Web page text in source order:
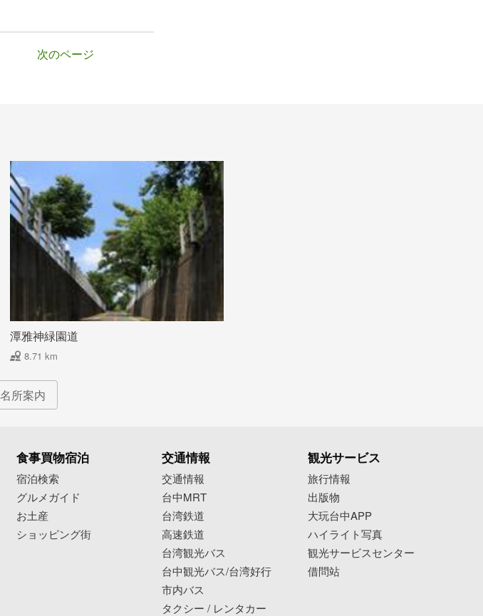
次のページ
潭雅神緑園道
8.71 km
所案内
食事買物宿泊
宿泊検索
グルメガイド
お土産
ショッピング街
交通情報
交通情報
台中MRT
台湾鉄道
高速鉄道
台湾観光バス
台中観光バス/台湾好行
市内バス
タクシー / レンタカー
観光サービス
旅行情報
出版物
大玩台中APP
ハイライト写真
観光サービスセンター
借問站